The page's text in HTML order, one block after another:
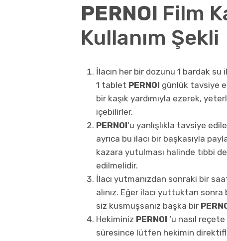
PERNOI Film
Kullanım Şekli
İlacın her bir dozunu 1 bardak su
1 tablet PERNOI günlük tavsiye
bir kaşık yardımıyla ezerek,
içebilirler.
PERNOI‘u yanlışlıkla tavsiye
ayrıca bu ilacı bir başkasıyla
kazara yutulması halinde tıbbi
edilmelidir.
İlacı yutmanızdan sonraki bir
alınız. Eğer ilacı yuttuktan
siz kusmuşsanız başka bir
Hekiminiz PERNOI ‘u nasıl
süresince lütfen hekimin